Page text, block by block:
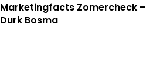
Marketingfacts Zomercheck –
Durk Bosma